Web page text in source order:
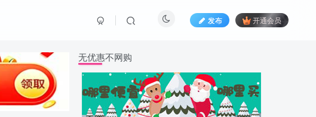
发布 开通会员
无优惠不网购